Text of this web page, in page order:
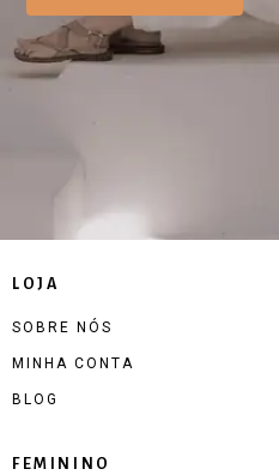
LOJA
SOBRE NÓS
MINHA CONTA
BLOG
FEMININO